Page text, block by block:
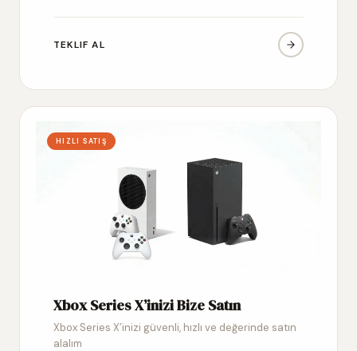
TEKLIF AL
HIZLI SATIŞ
Xbox Series X’inizi Bize Satın
Xbox Series X’inizi güvenli, hızlı ve değerinde satın
alalım